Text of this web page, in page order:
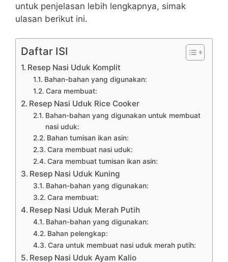
untuk penjelasan lebih lengkapnya, simak
ulasan berikut ini.
Daftar ISI
Resep Nasi Uduk Komplit
Bahan-bahan yang digunakan:
Cara membuat:
Resep Nasi Uduk Rice Cooker
Bahan-bahan yang digunakan untuk membuat
nasi uduk:
Bahan tumisan ikan asin:
Cara membuat nasi uduk:
Cara membuat tumisan ikan asin:
Resep Nasi Uduk Kuning
Bahan-bahan yang digunakan:
Cara membuat:
Resep Nasi Uduk Merah Putih
Bahan-bahan yang digunakan:
Bahan pelengkap:
Cara untuk membuat nasi uduk merah putih:
Resep Nasi Uduk Ayam Kalio